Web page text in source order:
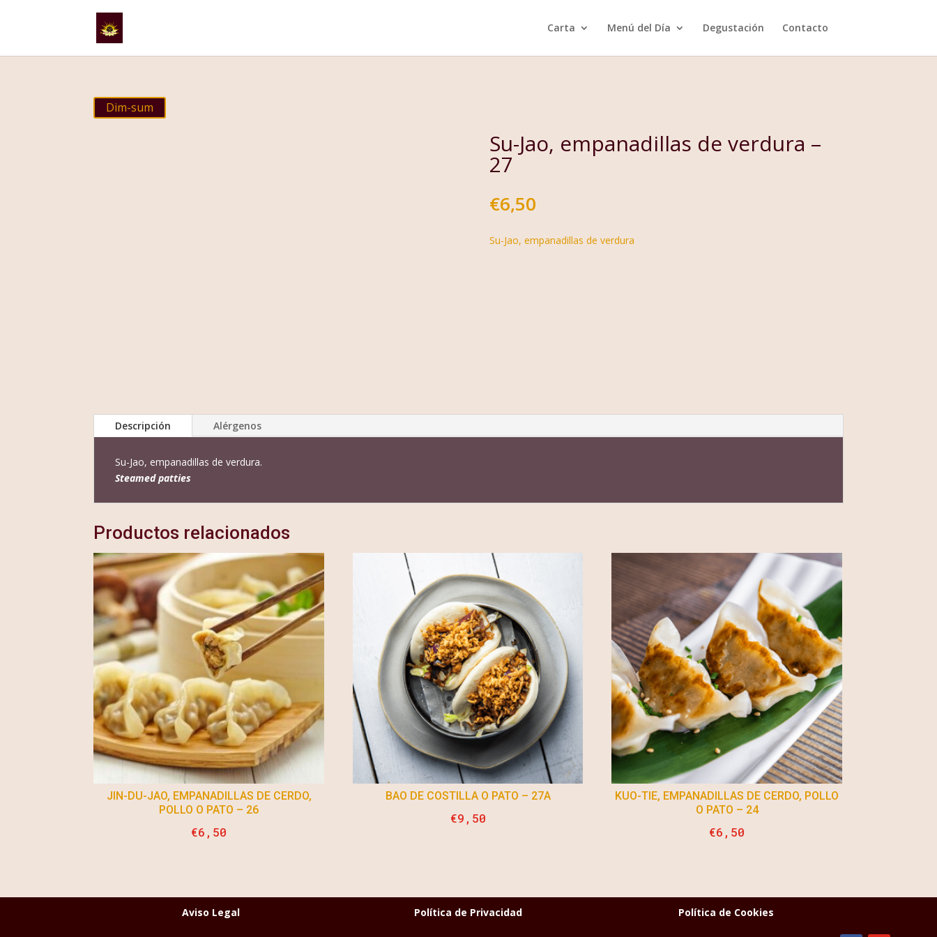
Carta Menú del Día Degustación Contacto
Dim-sum
Su-Jao, empanadillas de verdura –
27
€6,50
Su-Jao, empanadillas de verdura
Descripción Alérgenos
Su-Jao, empanadillas de verdura.
Steamed patties
Productos relacionados
JIN-DU-JAO, EMPANADILLAS DE CERDO,
POLLO O PATO – 26
€6,50
BAO DE COSTILLA O PATO – 27A
€9,50
KUO-TIE, EMPANADILLAS DE CERDO, POLLO
O PATO – 24
€6,50
Aviso Legal Política de Privacidad Política de Cookies